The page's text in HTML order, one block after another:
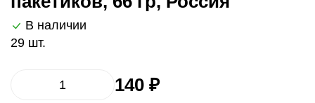
В наличии
29 шт.
140 ₽